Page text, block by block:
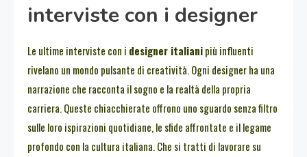
interviste con i designer
Le ultime interviste con i designer italianipiù influenti
rivelano un mondo pulsante di creatività. Ogni designer ha una
narrazione che racconta il sogno e la realtà della propria
carriera. Queste chiacchierate offrono uno sguardo senza filtro
sulle loro ispirazioni quotidiane, le sfide affrontate e il legame
profondo con la cultura italiana. Che si tratti di lavorare su